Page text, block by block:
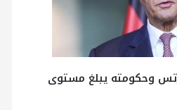
وحكومته يبلغ مستوى